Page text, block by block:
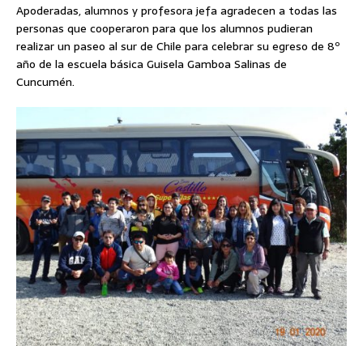
Apoderadas, alumnos y profesora jefa agradecen a todas las
personas que cooperaron para que los alumnos pudieran
realizar un paseo al sur de Chile para celebrar su egreso de 8º
año de la escuela básica Guisela Gamboa Salinas de
Cuncumén.